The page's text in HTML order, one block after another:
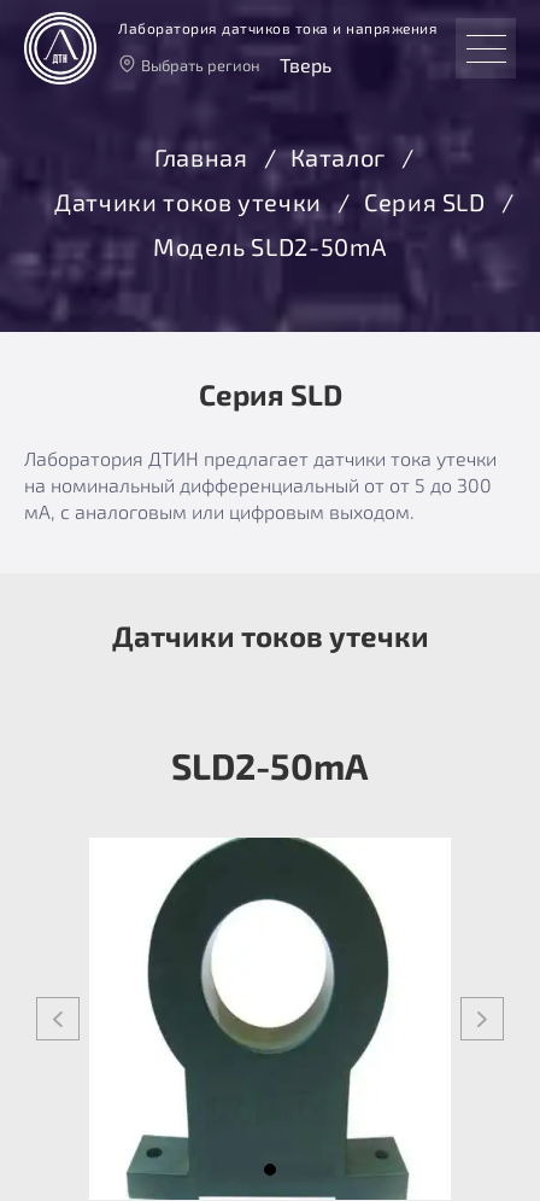
Лаборатория датчиков тока и напряжения
Выбрать регион Тверь
Москва
Санкт-Петербург
Екатеринбург
Главная
Каталог
Датчики токов утечки
Серия SLD
Модель SLD2-50mА
Серия SLD
Лаборатория ДТИН предлагает датчики тока утечки
на номинальный дифференциальный от от 5 до 300
мА, с аналоговым или цифровым выходом.
Датчики токов утечки
SLD2-50mА